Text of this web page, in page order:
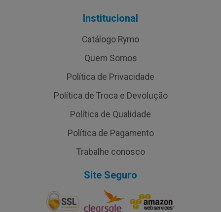
Institucional
Catálogo Rymo
Quem Somos
Política de Privacidade
Política de Troca e Devolução
Política de Qualidade
Política de Pagamento
Trabalhe conosco
Site Seguro